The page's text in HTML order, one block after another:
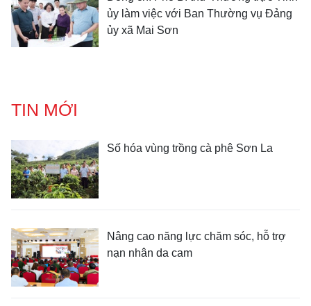
ủy làm việc với Ban Thường vụ Đảng
ủy xã Mai Sơn
TIN MỚI
Số hóa vùng trồng cà phê Sơn La
Nâng cao năng lực chăm sóc, hỗ trợ
nạn nhân da cam